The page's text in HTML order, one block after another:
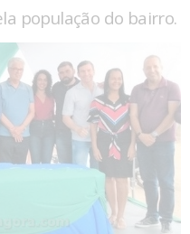
população do bairro.